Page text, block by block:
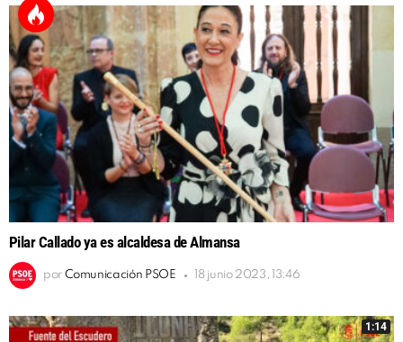
Pilar Callado ya es alcaldesa de Almansa
por Comunicación PSOE 18 junio 2023, 13:46
1:14